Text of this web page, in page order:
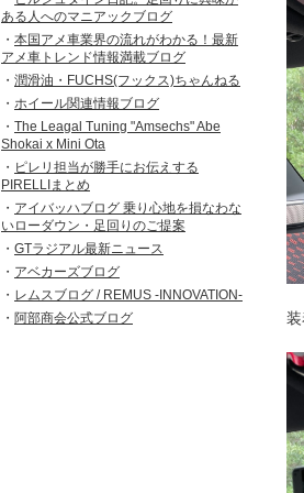
ある人へのマニアックブログ
本国アメ車業界の流れがわかる！最新
アメ車トレンド情報満載ブログ
潤滑油・FUCHS(フックス)ちゃんねる
ホイール関連情報ブログ
The Leagal Tuning "Amsechs" Abe
Shokai x Mini Ota
ピレリ担当が勝手にお伝えする
PIRELLIまとめ
アイバッハブログ 乗り心地を損なわな
いローダウン・足回りのご提案
GTラジアル最新ニュース
アベカーズブログ
レムスブログ / REMUS -INNOVATION-
阿部商会公式ブログ